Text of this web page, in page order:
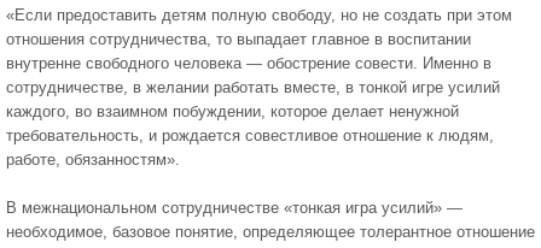
«Если предоставить детям полную свободу, но не создать при этом
отношения сотрудничества, то выпадает главное в воспитании
внутренне свободного человека — обострение совести. Именно в
сотрудничестве, в желании работать вместе, в тонкой игре усилий
каждого, во взаимном побуждении, которое делает ненужной
требовательность, и рождается совестливое отношение к людям,
работе, обязанностям».
В межнациональном сотрудничестве «тонкая игра усилий» —
необходимое, базовое понятие, определяющее толерантное отношение